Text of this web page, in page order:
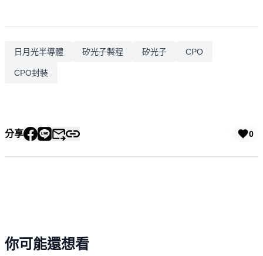
日月光半導體 矽光子製程 矽光子 CPO
CPO封裝
分享 0
你可能還想看